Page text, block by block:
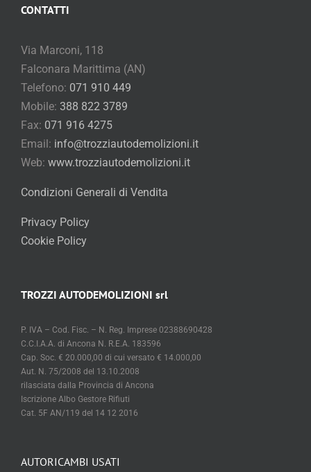
AUTORICAMBI USATI
CONTATTI
Via Marconi, 118
Falconara Marittima (AN)
Telefono: 071 910 449
Mobile: 388 822 3789
Fax: 071 916 4275
Email: info@trozziautodemolizioni.it
Web: www.trozziautodemolizioni.it
Condizioni Generali di Vendita
Privacy Policy
Cookie Policy
TROZZI AUTODEMOLIZIONI srl
P. IVA – Cod. Fisc. – N. Reg. Imprese 02388690428
C.C.I.A.A. di Ancona N. R.E.A. 183596
Cap. Soc. € 20.000,00 di cui versato € 14.000,00
Aut. N. 75/2008 del 13.10.2008
rilasciata dalla Provincia di Ancona
Iscrizione Albo Gestore Rifiuti
Cat. 5F AN/119 del 14 12 2016